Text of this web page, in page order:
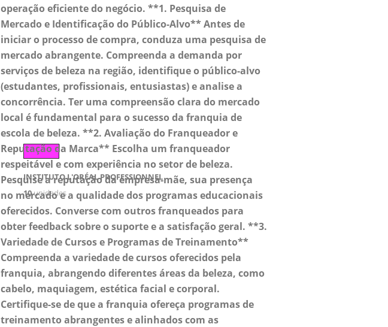
INSTITUTO L'ORÉAL PROFESSIONNEL
10unidades
operação eficiente do negócio. **1. Pesquisa de
Mercado e Identificação do Público-Alvo** Antes de
iniciar o processo de compra, conduza uma pesquisa de
mercado abrangente. Compreenda a demanda por
serviços de beleza na região, identifique o público-alvo
(estudantes, profissionais, entusiastas) e analise a
concorrência. Ter uma compreensão clara do mercado
local é fundamental para o sucesso da franquia de
escola de beleza. **2. Avaliação do Franqueador e
Reputação da Marca** Escolha um franqueador
respeitável e com experiência no setor de beleza.
Pesquise a reputação da empresa-mãe, sua presença
no mercado e a qualidade dos programas educacionais
oferecidos. Converse com outros franqueados para
obter feedback sobre o suporte e a satisfação geral. **3.
Variedade de Cursos e Programas de Treinamento**
Compreenda a variedade de cursos oferecidos pela
franquia, abrangendo diferentes áreas da beleza, como
cabelo, maquiagem, estética facial e corporal.
Certifique-se de que a franquia ofereça programas de
treinamento abrangentes e alinhados com as